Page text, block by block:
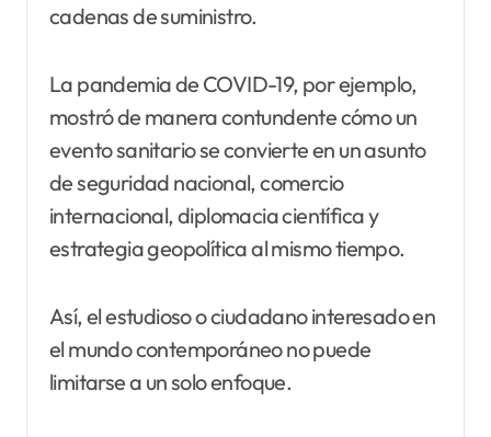
cadenas de suministro.
La pandemia de COVID-19, por ejemplo,
mostró de manera contundente cómo un
evento sanitario se convierte en un asunto
de seguridad nacional, comercio
internacional, diplomacia científica y
estrategia geopolítica al mismo tiempo.
Así, el estudioso o ciudadano interesado en
el mundo contemporáneo no puede
limitarse a un solo enfoque.